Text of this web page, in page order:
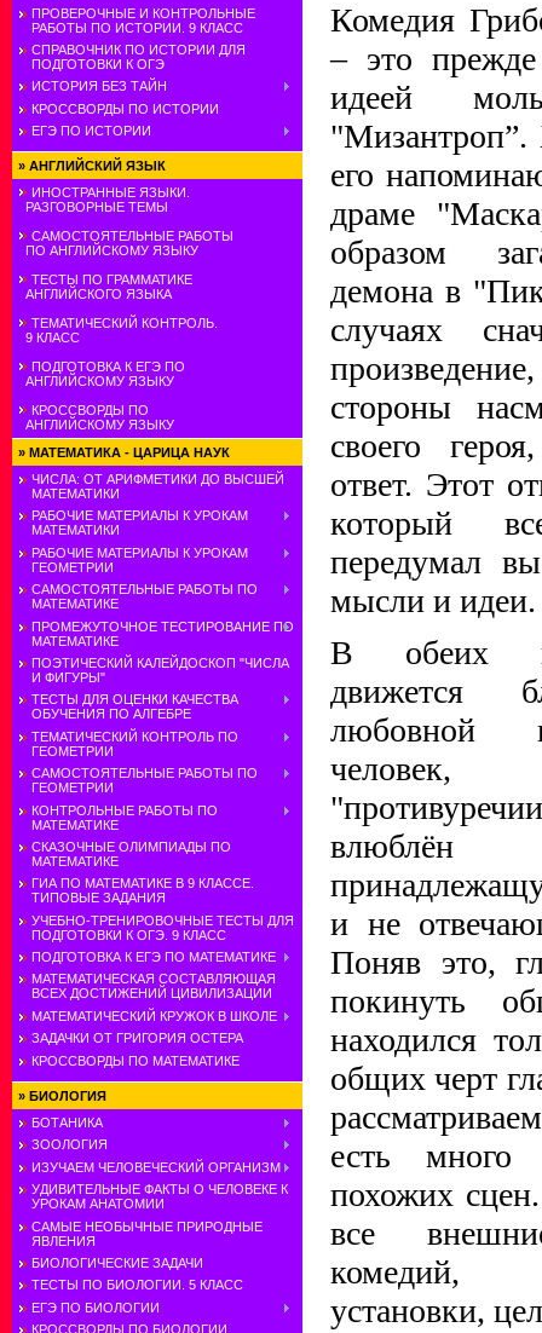
ПРОВЕРОЧНЫЕ И КОНТРОЛЬНЫЕ
РАБОТЫ ПО ИСТОРИИ. 9 КЛАСС
СПРАВОЧНИК ПО ИСТОРИИ ДЛЯ
ПОДГОТОВКИ К ОГЭ
ИСТОРИЯ БЕЗ ТАЙН
КРОССВОРДЫ ПО ИСТОРИИ
ЕГЭ ПО ИСТОРИИ
» АНГЛИЙСКИЙ ЯЗЫК
ИНОСТРАННЫЕ ЯЗЫКИ.
РАЗГОВОРНЫЕ ТЕМЫ
САМОСТОЯТЕЛЬНЫЕ РАБОТЫ
ПО АНГЛИЙСКОМУ ЯЗЫКУ
ТЕСТЫ ПО ГРАММАТИКЕ
АНГЛИЙСКОГО ЯЗЫКА
ТЕМАТИЧЕСКИЙ КОНТРОЛЬ.
9 КЛАСС
ПОДГОТОВКА К ЕГЭ ПО
АНГЛИЙСКОМУ ЯЗЫКУ
КРОССВОРДЫ ПО
АНГЛИЙСКОМУ ЯЗЫКУ
» МАТЕМАТИКА - ЦАРИЦА НАУК
ЧИСЛА: ОТ АРИФМЕТИКИ ДО ВЫСШЕЙ
МАТЕМАТИКИ
РАБОЧИЕ МАТЕРИАЛЫ К УРОКАМ
МАТЕМАТИКИ
РАБОЧИЕ МАТЕРИАЛЫ К УРОКАМ
ГЕОМЕТРИИ
САМОСТОЯТЕЛЬНЫЕ РАБОТЫ ПО
МАТЕМАТИКЕ
ПРОМЕЖУТОЧНОЕ ТЕСТИРОВАНИЕ ПО
МАТЕМАТИКЕ
ПОЭТИЧЕСКИЙ КАЛЕЙДОСКОП "ЧИСЛА
И ФИГУРЫ"
ТЕСТЫ ДЛЯ ОЦЕНКИ КАЧЕСТВА
ОБУЧЕНИЯ ПО АЛГЕБРЕ
ТЕМАТИЧЕСКИЙ КОНТРОЛЬ ПО
ГЕОМЕТРИИ
САМОСТОЯТЕЛЬНЫЕ РАБОТЫ ПО
ГЕОМЕТРИИ
КОНТРОЛЬНЫЕ РАБОТЫ ПО
МАТЕМАТИКЕ
СКАЗОЧНЫЕ ОЛИМПИАДЫ ПО
МАТЕМАТИКЕ
ГИА ПО МАТЕМАТИКЕ В 9 КЛАССЕ.
ТИПОВЫЕ ЗАДАНИЯ
УЧЕБНО-ТРЕНИРОВОЧНЫЕ ТЕСТЫ ДЛЯ
ПОДГОТОВКИ К ОГЭ. 9 КЛАСС
ПОДГОТОВКА К ЕГЭ ПО МАТЕМАТИКЕ
МАТЕМАТИЧЕСКАЯ СОСТАВЛЯЮЩАЯ
ВСЕХ ДОСТИЖЕНИЙ ЦИВИЛИЗАЦИИ
МАТЕМАТИЧЕСКИЙ КРУЖОК В ШКОЛЕ
ЗАДАЧКИ ОТ ГРИГОРИЯ ОСТЕРА
КРОССВОРДЫ ПО МАТЕМАТИКЕ
» БИОЛОГИЯ
БОТАНИКА
ЗООЛОГИЯ
ИЗУЧАЕМ ЧЕЛОВЕЧЕСКИЙ ОРГАНИЗМ
УДИВИТЕЛЬНЫЕ ФАКТЫ О ЧЕЛОВЕКЕ К
УРОКАМ АНАТОМИИ
САМЫЕ НЕОБЫЧНЫЕ ПРИРОДНЫЕ
ЯВЛЕНИЯ
БИОЛОГИЧЕСКИЕ ЗАДАЧИ
ТЕСТЫ ПО БИОЛОГИИ. 5 КЛАСС
ЕГЭ ПО БИОЛОГИИ
КРОССВОРДЫ ПО БИОЛОГИИ
Комедия
– это
идеей
"Мизантроп”.
его
драме
образом
демона в
случаях
стороны
своего
ответ. Этот
который
передумал
мысли и идеи.
В обеих
движется
любовной
человек,
и не
Поняв это,
покинуть
находился
общих черт
есть много
похожих
все
комедий,
установки,